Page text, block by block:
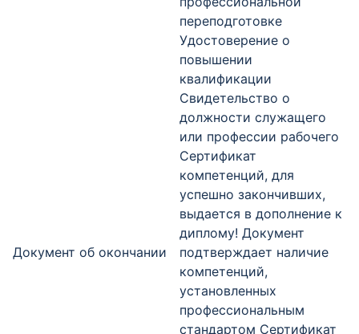
Документ об окончании
переподготовке
Удостоверение о
повышении
квалификации
Свидетельство о
должности служащего
или профессии рабочего
Сертификат
компетенций, для
успешно закончивших,
выдается в дополнение к
диплому! Документ
подтверждает наличие
компетенций,
установленных
профессиональным
стандартом Сертификат